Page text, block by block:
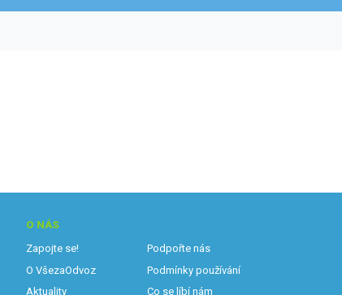
O NÁS
Zapojte se!
O VšezaOdvoz
Aktuality
Podpořte nás
Podmínky používání
Co se líbí nám